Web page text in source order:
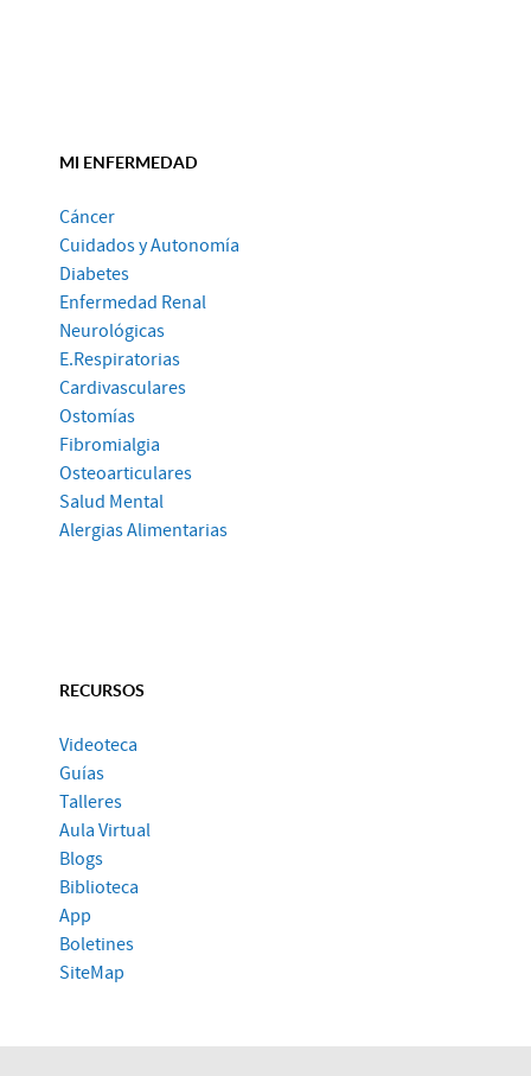
MI ENFERMEDAD
Cáncer
Cuidados y Autonomía
Diabetes
Enfermedad Renal
Neurológicas
E.Respiratorias
Cardivasculares
Ostomías
Fibromialgia
Osteoarticulares
Salud Mental
Alergias Alimentarias
RECURSOS
Videoteca
Guías
Talleres
Aula Virtual
Blogs
Biblioteca
App
Boletines
SiteMap